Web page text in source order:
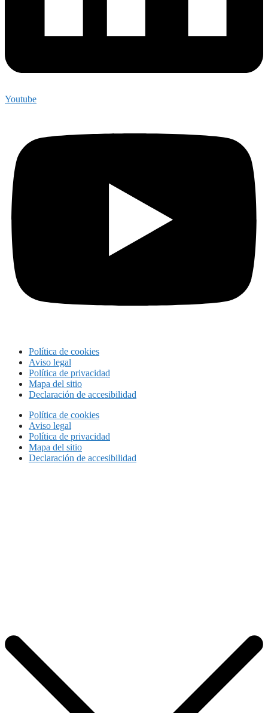
Youtube
Política de cookies
Aviso legal
Política de privacidad
Mapa del sitio
Declaración de accesibilidad
Política de cookies
Aviso legal
Política de privacidad
Mapa del sitio
Declaración de accesibilidad